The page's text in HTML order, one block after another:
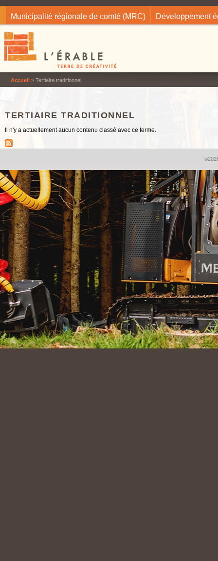
Municipalité régionale de comté (MRC) Développement
Accueil > Tertiaire traditionnel
TERTIAIRE TRADITIONNEL
Il n'y a actuellement aucun contenu classé avec ce terme.